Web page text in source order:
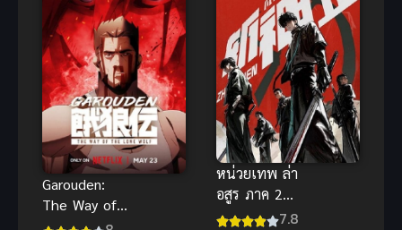
Garouden:
The Way of
the Lone
หน่วยเทพ ล่า
อสูร ภาค 2
สานต่อความ7.8